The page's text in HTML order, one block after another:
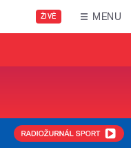
ŽIVĚ MENU